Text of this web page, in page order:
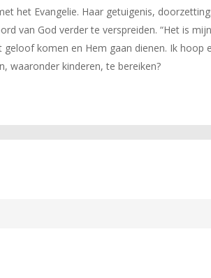
het Evangelie. Haar getuigenis,
van God verder te verspreiden. “Het is
komen en Hem gaan dienen. Ik hoop
waaronder kinderen, te bereiken?